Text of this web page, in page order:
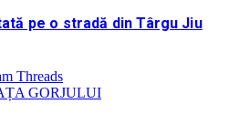
pe o stradă din Târgu Jiu
Threads